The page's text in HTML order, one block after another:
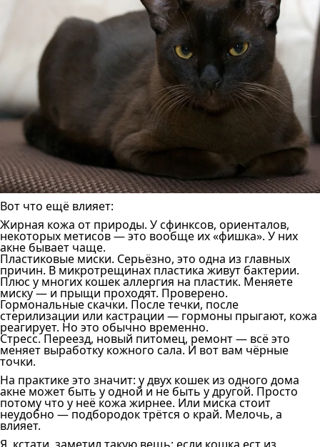
Вот что ещё влияет:
Жирная кожа от природы. У сфинксов, ориенталов,
некоторых метисов — это вообще их «фишка». У них
акне бывает чаще.
Пластиковые миски. Серьёзно, это одна из главных
причин. В микротрещинах пластика живут бактерии.
Плюс у многих кошек аллергия на пластик. Меняете
миску — и прыщи проходят. Проверено.
Гормональные скачки. После течки, после
стерилизации или кастрации — гормоны прыгают, кожа
реагирует. Но это обычно временно.
Стресс. Переезд, новый питомец, ремонт — всё это
меняет выработку кожного сала. И вот вам чёрные
точки.
На практике это значит: у двух кошек из одного дома
акне может быть у одной и не быть у другой. Просто
потому что у неё кожа жирнее. Или миска стоит
неудобно — подбородок трётся о край. Мелочь, а
влияет.